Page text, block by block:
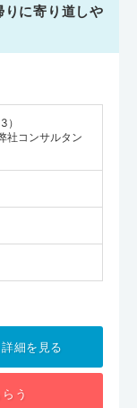
に寄り道しや
社コンサルタン
詳細を見る
う